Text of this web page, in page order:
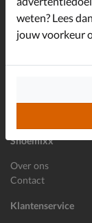
Shoemixx
Over ons
Contact
Klantenservice
E-mailadres
weten? Lees
jouw voorkeur